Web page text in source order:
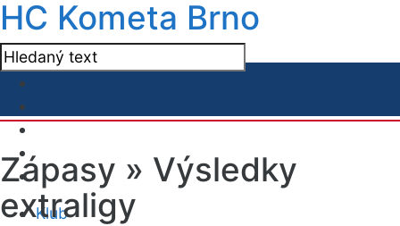
HC Kometa Brno
Klub
Zápasy » Výsledky
extraligy